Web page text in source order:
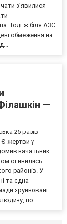
з’явилися
Тоді ж біля АЗС
обмеження на
—
25 разів
Є жертви у
начальник
опинились
районів. У
та одна
зруйновані
по...